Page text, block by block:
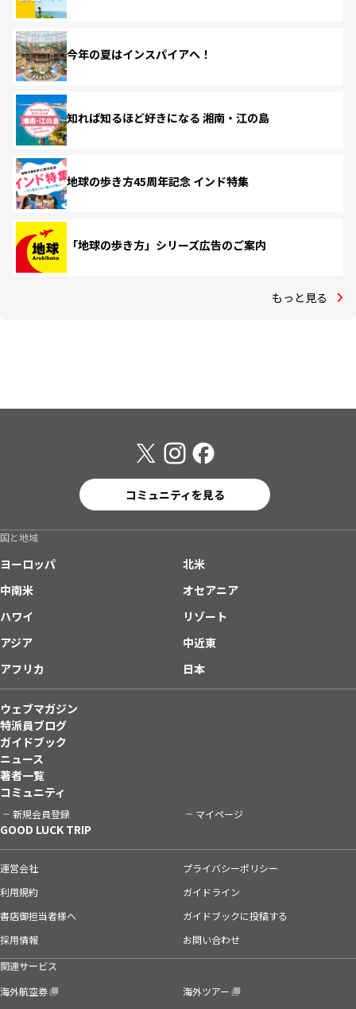
今年の夏はインスパイアへ！
知れば知るほど好きになる 湘南・江の島
地球の歩き方45周年記念 インド特集
「地球の歩き方」シリーズ広告のご案内
もっと見る
コミュニティを見る
国と地域
ヨーロッパ
北米
中南米
オセアニア
ハワイ
リゾート
アジア
中近東
アフリカ
日本
ウェブマガジン
特派員ブログ
ガイドブック
ニュース
著者一覧
コミュニティ
新規会員登録 マイページ
GOOD LUCK TRIP
運営会社
プライバシーポリシー
利用規約
ガイドライン
書店御担当者様へ
ガイドブックに投稿する
採用情報
お問い合わせ
関連サービス
海外航空券
海外ツアー